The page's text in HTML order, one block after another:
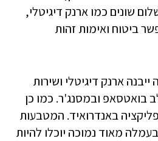
שונים כמו ארנק דיגיטלי,
ביטוח ואימות זהות
ארנק דיגיטלי ושירות
בואטסאפ ובמסנג'ר. כמו כן
באנדרואיד. המטבעות
מאוד נמוכה יוכלו להיות